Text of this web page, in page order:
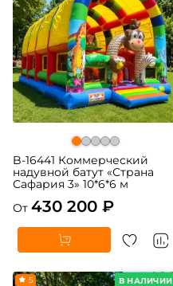
B-16441 Коммерческий
надувной батут «Страна
Сафария 3» 10*6*6 м
От 430 200 ₽
В НАЛИЧИИ
5